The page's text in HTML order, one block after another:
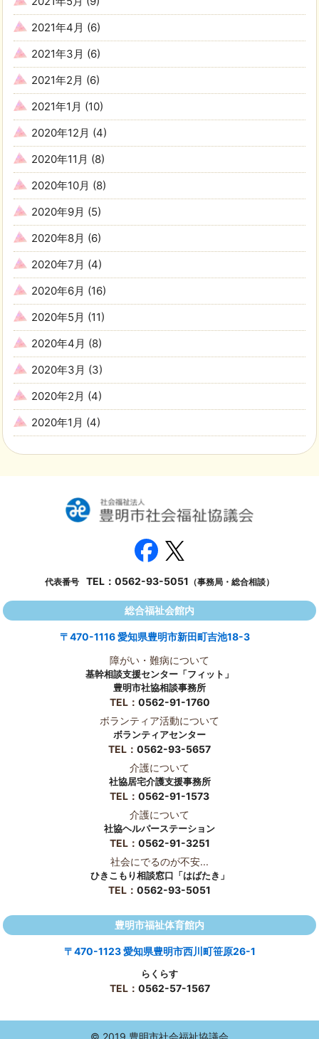
2021年4月 (6)
2021年3月 (6)
2021年2月 (6)
2021年1月 (10)
2020年12月 (4)
2020年11月 (8)
2020年10月 (8)
2020年9月 (5)
2020年8月 (6)
2020年7月 (4)
2020年6月 (16)
2020年5月 (11)
2020年4月 (8)
2020年3月 (3)
2020年2月 (4)
2020年1月 (4)
代表番号 TEL： 0562-93-5051 （事務局・総合相談）
総合福祉会館内
〒470-1116 愛知県豊明市新田町吉池18-3
障がい・難病について
基幹相談支援センター「フィット」
豊明市社協相談事務所
TEL： 0562-91-1760
ボランティア活動について
ボランティアセンター
TEL： 0562-93-5657
介護について
社協居宅介護支援事務所
TEL： 0562-91-1573
介護について
社協ヘルパーステーション
TEL： 0562-91-3251
社会にでるのが不安...
ひきこもり相談窓口「はばたき」
TEL： 0562-93-5051
豊明市福祉体育館内
〒470-1123 愛知県豊明市西川町笹原26-1
らくらす
TEL： 0562-57-1567
© 2019 豊明市社会福祉協議会